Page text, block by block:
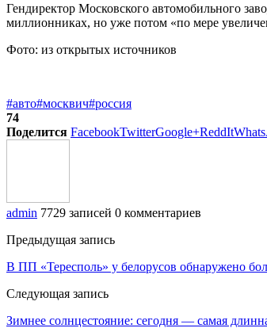
Гендиректор Московского автомобильного
миллионниках, но уже потом «по мере
Фото: из открытых источников
#авто#москвич#россия
74
Поделится FacebookTwitterGoogle+ReddIt
admin 7729 записей 0 комментариев
Предыдущая запись
В ПП «Тересполь» у белорусов обнаружено
Следующая запись
Зимнее солнцестояние: сегодня — самая